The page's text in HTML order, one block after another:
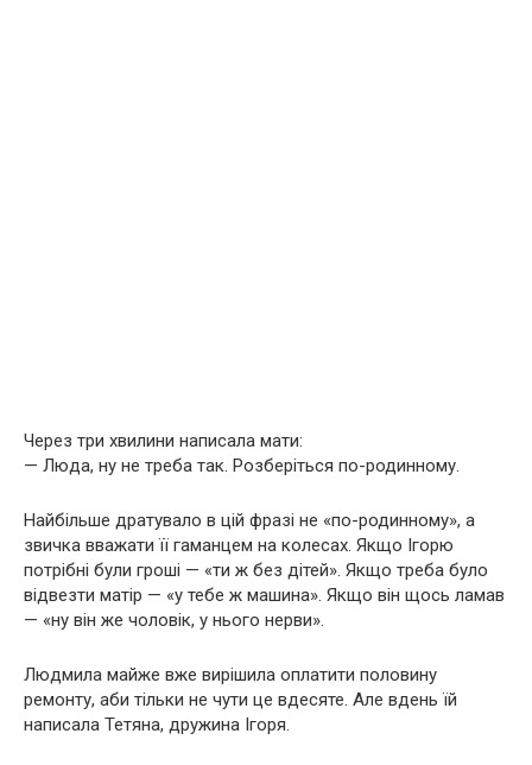
Через три хвилини написала мати:
— Люда, ну не треба так. Розберіться по-родинному.
Найбільше дратувало в цій фразі не «по-родинному», а
звичка вважати її гаманцем на колесах. Якщо Ігорю
потрібні були гроші — «ти ж без дітей». Якщо треба було
відвезти матір — «у тебе ж машина». Якщо він щось ламав
— «ну він же чоловік, у нього нерви».
Людмила майже вже вирішила оплатити половину
ремонту, аби тільки не чути це вдесяте. Але вдень їй
написала Тетяна, дружина Ігоря.